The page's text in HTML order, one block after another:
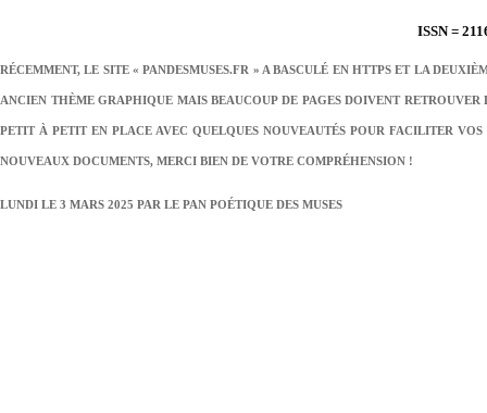
ISSN =
RÉCEMMENT, LE SITE « PANDESMUSES.FR » A BASCULÉ EN HTTPS ET LA
ANCIEN THÈME GRAPHIQUE MAIS BEAUCOUP DE PAGES DOIVENT
PETIT À PETIT EN PLACE AVEC QUELQUES NOUVEAUTÉS POUR FACILITER
NOUVEAUX DOCUMENTS, MERCI BIEN DE VOTRE COMPRÉHENSION !
LUNDI LE 3 MARS 2025 PAR LE PAN POÉTIQUE DES MUSES